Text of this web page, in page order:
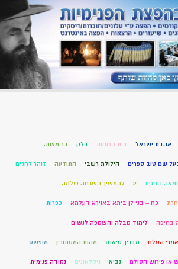
אהבת ישראל בית הרוחות בלק בר מצווה
שם טוב ספרים הילולת רשבי התודעה זוהר לחגים
רוחנית יג – להמשיך השגחה שלמה
כח – בני לן ביתא באוירא דעלמא כפרות
בחיפה לימוד קבלה והשקפה לנשים
הסלם מדריך סיאנס מהות המסתורין מופשט
או פירוש הסולם נביא ניקלאונים נקודה פנימית